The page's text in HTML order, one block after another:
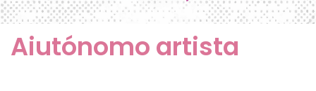
Aiutónomo artista